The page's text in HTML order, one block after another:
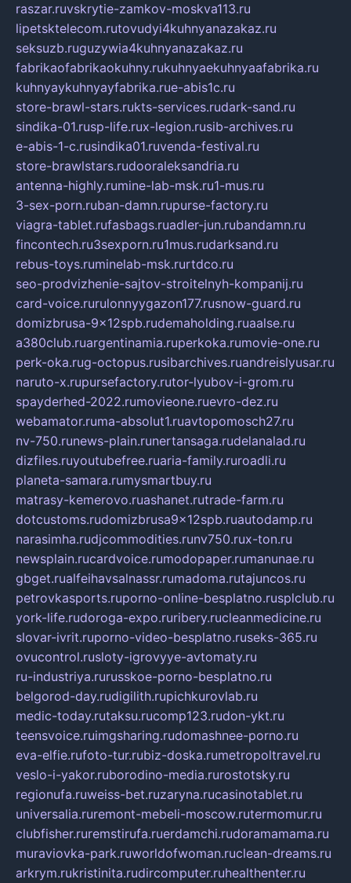
raszar.ruvskrytie-zamkov-moskva113.ru
lipetsktelecom.rutovudyi4kuhnyanazakaz.ru
seksuzb.ruguzywia4kuhnyanazakaz.ru
fabrikaofabrikaokuhny.rukuhnyaekuhnyaafabrika.ru
kuhnyaykuhnyayfabrika.rue-abis1c.ru
store-brawl-stars.rukts-services.rudark-sand.ru
sindika-01.rusp-life.rux-legion.rusib-archives.ru
e-abis-1-c.rusindika01.ruvenda-festival.ru
store-brawlstars.rudooraleksandria.ru
antenna-highly.rumine-lab-msk.ru1-mus.ru
3-sex-porn.ruban-damn.rupurse-factory.ru
viagra-tablet.rufasbags.ruadler-jun.rubandamn.ru
fincontech.ru3sexporn.ru1mus.rudarksand.ru
rebus-toys.ruminelab-msk.rurtdco.ru
seo-prodvizhenie-sajtov-stroitelnyh-kompanij.ru
card-voice.rurulonnyygazon177.rusnow-guard.ru
domizbrusa-9x12spb.rudemaholding.ruaalse.ru
a380club.ruargentinamia.ruperkoka.rumovie-one.ru
perk-oka.rug-octopus.rusibarchives.ruandreislyusar.ru
naruto-x.rupursefactory.rutor-lyubov-i-grom.ru
spayderhed-2022.rumovieone.ruevro-dez.ru
webamator.ruma-absolut1.ruavtopomosch27.ru
nv-750.runews-plain.runertansaga.rudelanalad.ru
dizfiles.ruyoutubefree.ruaria-family.ruroadli.ru
planeta-samara.rumysmartbuy.ru
matrasy-kemerovo.ruashanet.rutrade-farm.ru
dotcustoms.rudomizbrusa9x12spb.ruautodamp.ru
narasimha.rudjcommodities.runv750.rux-ton.ru
newsplain.rucardvoice.rumodopaper.rumanunae.ru
gbget.rualfeihavsalnassr.rumadoma.rutajuncos.ru
petrovkasports.ruporno-online-besplatno.rusplclub.ru
york-life.rudoroga-expo.ruribery.rucleanmedicine.ru
slovar-ivrit.ruporno-video-besplatno.ruseks-365.ru
ovucontrol.rusloty-igrovyye-avtomaty.ru
ru-industriya.rurusskoe-porno-besplatno.ru
belgorod-day.rudigilith.rupichkurovlab.ru
medic-today.rutaksu.rucomp123.rudon-ykt.ru
teensvoice.ruimgsharing.rudomashnee-porno.ru
eva-elfie.rufoto-tur.rubiz-doska.rumetropoltravel.ru
veslo-i-yakor.ruborodino-media.rurostotsky.ru
regionufa.ruweiss-bet.ruzaryna.rucasinotablet.ru
universalia.ruremont-mebeli-moscow.rutermomur.ru
clubfisher.ruremstirufa.ruerdamchi.rudoramamama.ru
muraviovka-park.ruworldofwoman.ruclean-dreams.ru
arkrym.rukristinita.rudircomputer.ruhealthenter.ru